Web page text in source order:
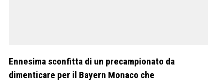
Ennesima sconfitta di un precampionato da
dimenticare per il Bayern Monaco che